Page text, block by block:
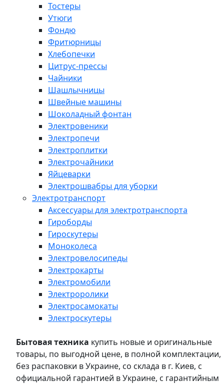
Тостеры
Утюги
Фондю
Фритюрницы
Хлебопечки
Цитрус-прессы
Чайники
Шашлычницы
Швейные машины
Шоколадный фонтан
Электровеники
Электропечи
Электроплитки
Электрочайники
Яйцеварки
Электрошвабры для уборки
Электротранспорт
Аксессуары для электротранспорта
Гироборды
Гироскутеры
Моноколеса
Электровелосипеды
Электрокарты
Электромобили
Электроролики
Электросамокаты
Электроскутеры
Бытовая техника купить новые и оригинальные
товары, по выгодной цене, в полной комплектации,
без распаковки в Украине, со склада в г. Киев, с
официальной гарантией в Украине, с гарантийным